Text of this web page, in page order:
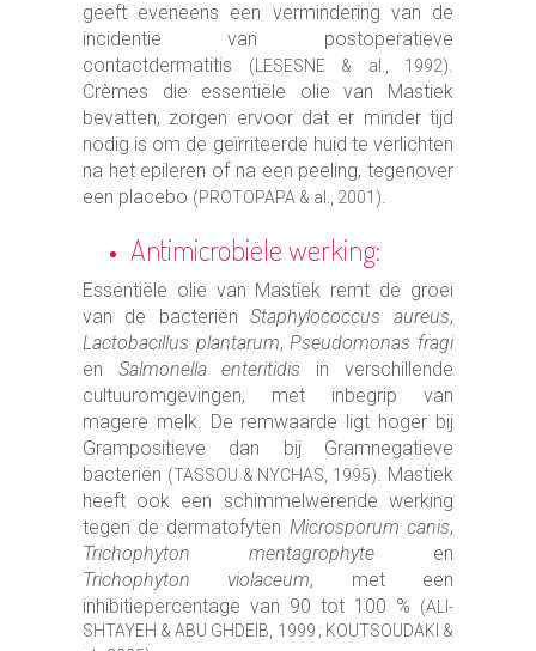
geeft eveneens een vermindering van de
incidentie van postoperatieve
contactdermatitis
(LESESNE & al., 1992).
Crèmes die essentiële olie van Mastiek
bevatten, zorgen ervoor dat er minder tijd
nodig is om de geïrriteerde huid te verlichten
na het epileren of na een peeling, tegenover
een placebo (PROTOPAPA & al., 2001).
Antimicrobiële werking:
Essentiële olie van Mastiek remt de groei
van de bacteriënStaphylococcus aureus,
Lactobacillus plantarum,Pseudomonas fragi
en Salmonella enteritidis in verschillende
cultuuromgevingen, met inbegrip van
magere melk. De remwaarde ligt hoger bij
Grampositieve dan bij Gramnegatieve
bacteriën (TASSOU & NYCHAS, 1995). Mastiek
heeft ook een schimmelwerende werking
tegen de dermatofyten Microsporum canis,
Trichophyton mentagrophyteen
Trichophyton violaceum, met een
inhibitiepercentage van 90 tot 100 %
(ALI-
SHTAYEH & ABU GHDEIB, 1999 ; KOUTSOUDAKI &